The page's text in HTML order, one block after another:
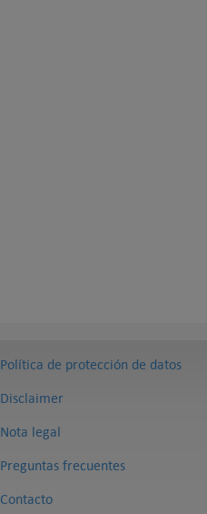
Política de protección de datos
Disclaimer
Nota legal
Preguntas frecuentes
Contacto